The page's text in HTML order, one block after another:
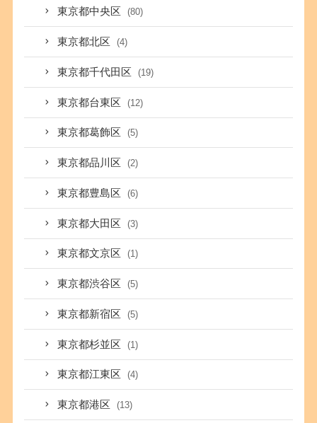
東京都中央区 (80)
東京都北区 (4)
東京都千代田区 (19)
東京都台東区 (12)
東京都葛飾区 (5)
東京都品川区 (2)
東京都豊島区 (6)
東京都大田区 (3)
東京都文京区 (1)
東京都渋谷区 (5)
東京都新宿区 (5)
東京都杉並区 (1)
東京都江東区 (4)
東京都港区 (13)